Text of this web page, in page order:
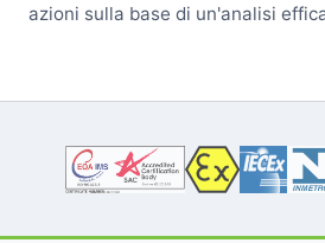
azioni sulla base di un'analisi